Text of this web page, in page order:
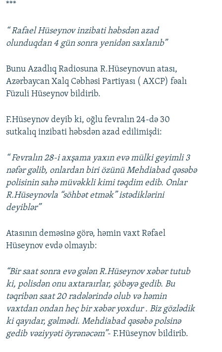
***
“ Rafael Hüseynov inzibati həbsdən azad
olunduqdan 4 gün sonra yenidən saxlanıb”
Bunu Azadlıq Radiosuna R.Hüseynovun atası,
Azərbaycan Xalq Cəbhəsi Partiyası ( AXCP) fəalı
Füzuli Hüseynov bildirib.
F.Hüseynov deyib ki, oğlu fevralın 24-də 30
sutkalıq inzibati həbsdən azad edilimişdi:
“ Fevralın 28-i axşama yaxın evə mülki geyimli 3
nəfər gəlib, onlardan biri özünü Mehdiabad qəsəbə
polisinin sahə müvəkkli kimi təqdim edib. Onlar
R.Hüseynovla “söhbət etmək” istədiklərini
deyiblər”
Atasının deməsinə görə, həmin vaxt Rəfael
Hüseynov evdə olmayıb:
“Bir saat sonra evə gələn R.Hüseynov xəbər tutub
ki, polisdən onu axtaraırlar, şöbəyə gedib. Bu
təqribən saat 20 radələrində olub və həmin
vaxtdan ondan heç bir xəbər yoxdur . Biz gözlədik
ki qayıdar, gəlmədi. Mehdiabad qəsəbə polsinə
gedib vəziyyəti öyrənəcəm”- F.Hüseynov bildirib.